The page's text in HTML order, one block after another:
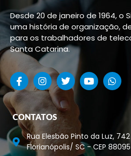
Desde 20 de janeiro de 1964, o
uma história de organização,
para os trabalhadores de
Santa Catarina.
CONTATOS
Rua Elesbão Pinto da Luz,
Florianópolis/ SC - CEP